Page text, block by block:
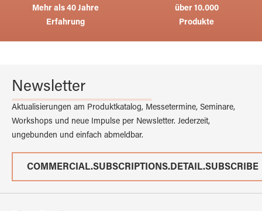
Mehr als 40 Jahre
Erfahrung
über 10.000
Produkte
Newsletter
Aktualisierungen am Produktkatalog, Messetermine, Seminare,
Workshops und neue Impulse per Newsletter. Jederzeit,
ungebunden und einfach abmeldbar.
COMMERCIAL.SUBSCRIPTIONS.DETAIL.SUBSCRIBE